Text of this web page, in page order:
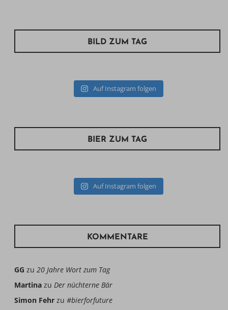
BILD ZUM TAG
Auf Instagram folgen
BIER ZUM TAG
Auf Instagram folgen
KOMMENTARE
GG zu 20 Jahre Wort zum Tag
Martina zu Der nüchterne Bär
Simon Fehr zu #bierforfuture